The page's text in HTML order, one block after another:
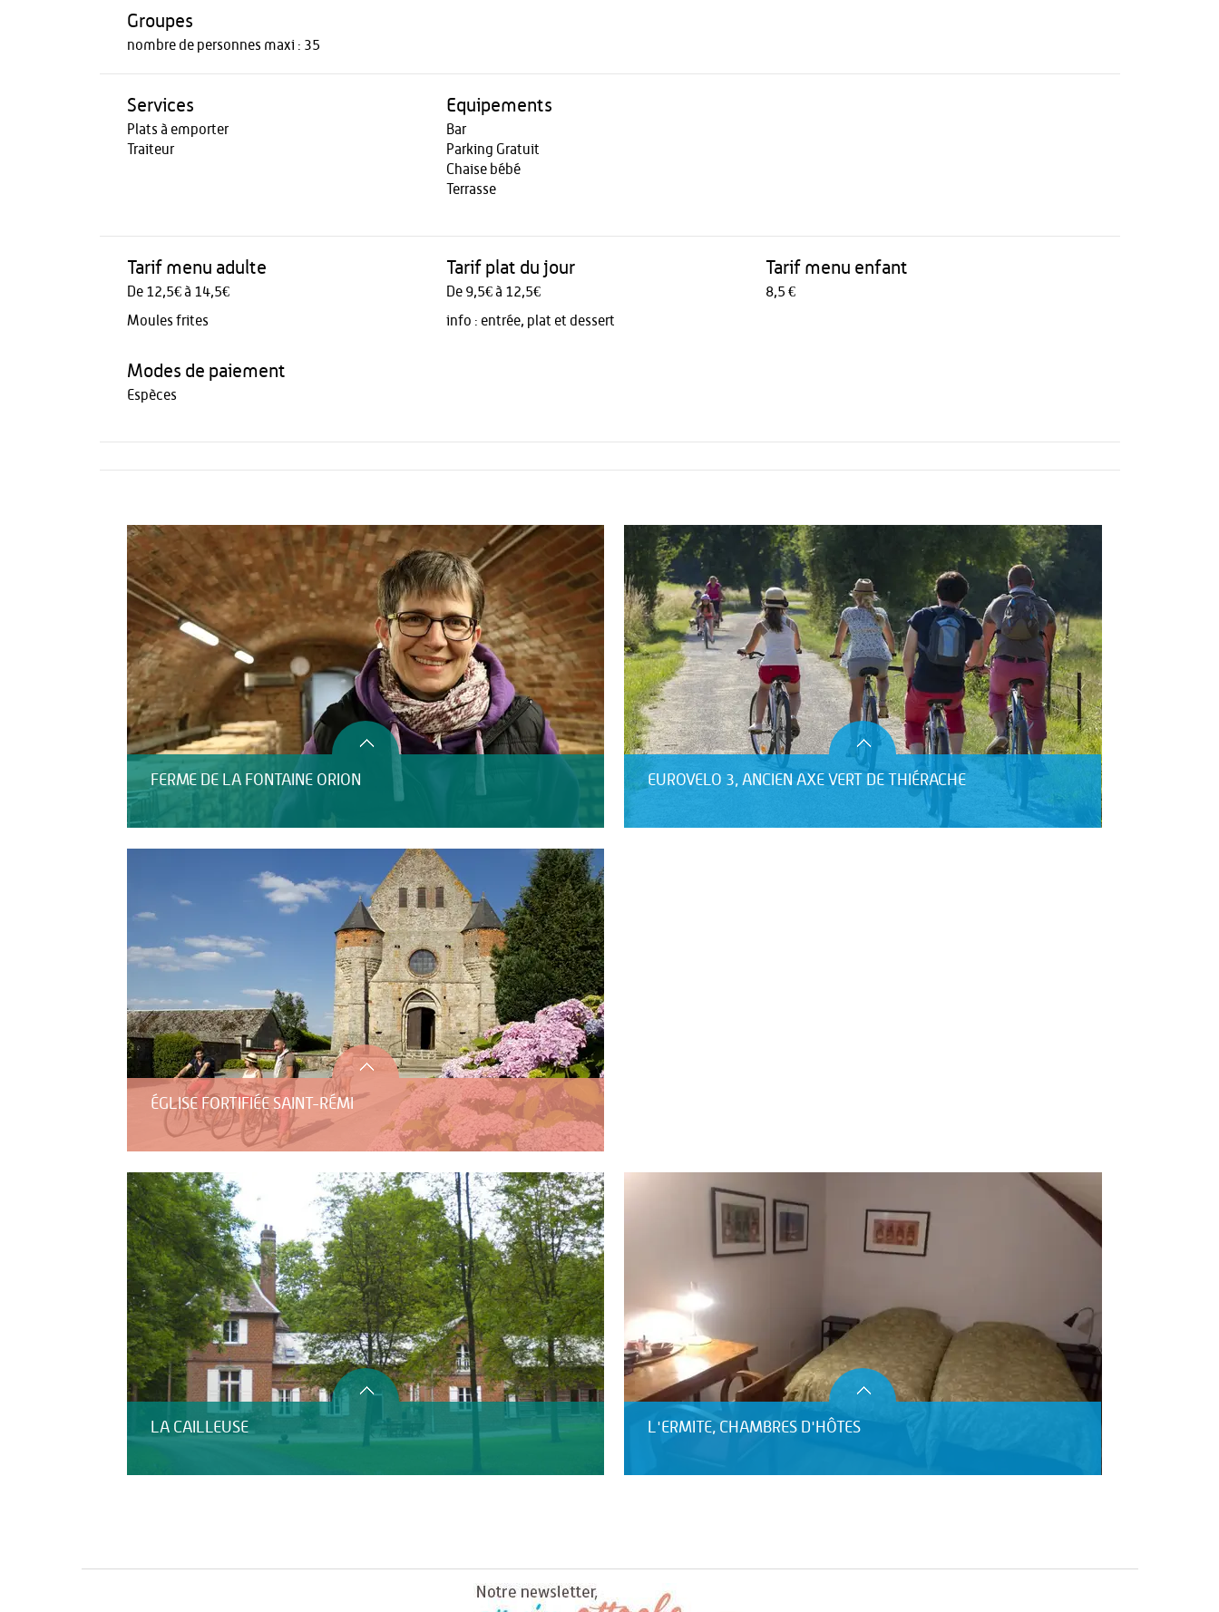
Groupes
nombre de personnes maxi : 35
Services
Plats à emporter
Traiteur
Equipements
Bar
Parking Gratuit
Chaise bébé
Terrasse
Tarif menu adulte
De 12,5€ à 14,5€
Moules frites
Tarif plat du jour
De 9,5€ à 12,5€
info : entrée, plat et dessert
Tarif menu enfant
8,5 €
Modes de paiement
Espèces
FERME DE LA FONTAINE ORION EUROVELO 3, ANCIEN AXE VERT DE THIÉRACHE
ÉGLISE FORTIFIÉE SAINT-RÉMI
LA CAILLEUSE L'ERMITE, CHAMBRES D'HÔTES